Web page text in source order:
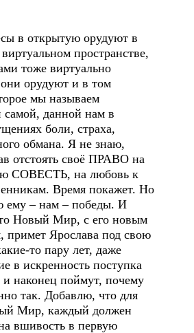
в открытую орудуют в
пространстве,
тоже виртуально
орудуют и в том
мы называем
самой, данной нам в
боли, страха,
обмана. Я не знаю,
отстоять своё ПРАВО на
СОВЕСТЬ, на любовь к
Время покажет. Но
ему – нам – победы. И
Новый Мир, с его новым
примет Ярослава под свою
то пару лет, даже
в искренность поступка
и наконец поймут, почему
так. Добавлю, что для
Мир, каждый должен
вшивость в первую